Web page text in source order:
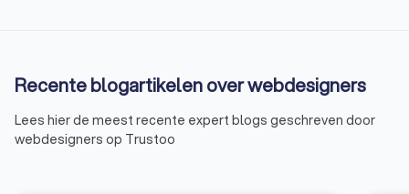
Recente blogartikelen over webdesigners
Lees hier de meest recente expert blogs geschreven door
webdesigners op Trustoo